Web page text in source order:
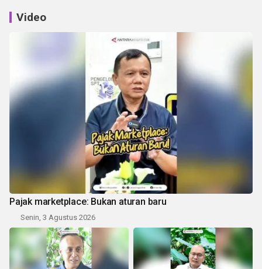
Video
Pajak marketplace: Bukan aturan baru
Senin, 3 Agustus 2026